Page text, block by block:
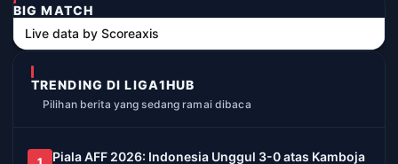
BIG MATCH
Live data by Scoreaxis
TRENDING DI LIGA1HUB
Pilihan berita yang sedang ramai dibaca
1
Piala AFF 2026: Indonesia Unggul 3-0 atas Kamboja